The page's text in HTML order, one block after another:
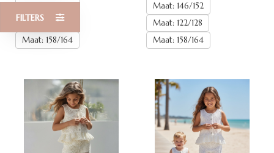
FILTERS
Maat: 122/128
Maat: 158/164
Maat: 146/152
Maat: 122/128
Maat: 158/164